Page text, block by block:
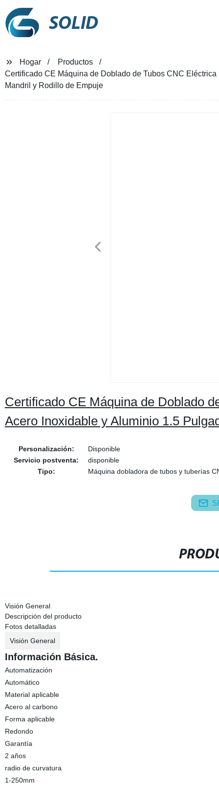
SOLID
Hogar
Productos
Certificado CE Máquina de Doblado de Tubos CNC
Mandril y Rodillo de Empuje
Certificado CE Máquina de Doblado
Acero Inoxidable y Aluminio 1.5
Personalización:
Disponible
Servicio postventa:
disponible
Tipo:
Máquina dobladora de tubos y tuberías
Visión General
Descripción del producto
Fotos detalladas
Visión General
Información Básica.
Automatización
Automático
Material aplicable
Acero al carbono
Forma aplicable
Redondo
Garantía
2 años
radio de curvatura
1-250mm